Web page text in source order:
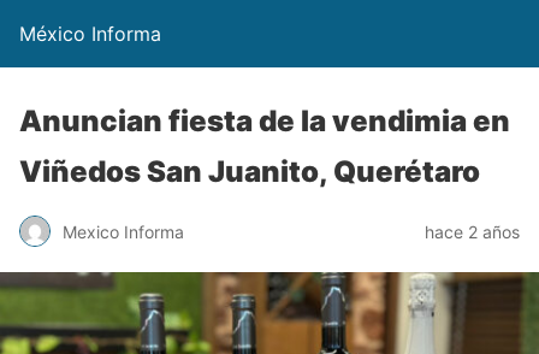
México Informa
Anuncian fiesta de la vendimia en
Viñedos San Juanito, Querétaro
Mexico Informa hace 2 años